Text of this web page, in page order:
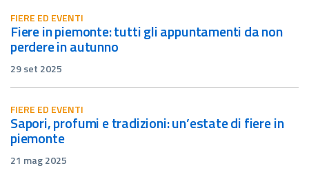
FIERE ED EVENTI
fiere in piemonte: tutti gli appuntamenti da non
perdere in autunno
29 set 2025
FIERE ED EVENTI
sapori, profumi e tradizioni: un’estate di fiere in
piemonte
21 mag 2025